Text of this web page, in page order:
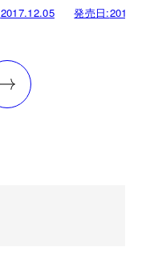
2017.12.05 発売日: